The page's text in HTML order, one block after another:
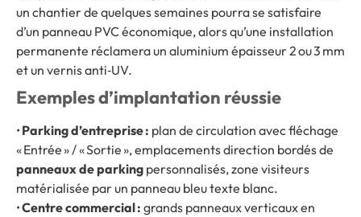
un chantier de quelques semaines pourra se satisfaire
d’un panneau PVC économique, alors qu’une installation
permanente réclamera un aluminium épaisseur 2 ou 3 mm
et un vernis anti‑UV.
Exemples d’implantation réussie
• Parking d’entreprise : plan de circulation avec fléchage
« Entrée » / « Sortie », emplacements direction bordés de
panneaux de parking personnalisés, zone visiteurs
matérialisée par un panneau bleu texte blanc.
•Centre commercial : grands panneaux verticaux en